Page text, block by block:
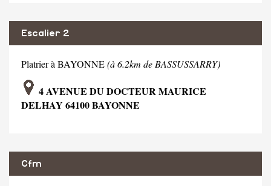
Escalier 2
Platrier à BAYONNE(à 6.2km de BASSUSSARRY)
4 AVENUE DU DOCTEUR MAURICE
DELHAY 64100 BAYONNE
Cfm